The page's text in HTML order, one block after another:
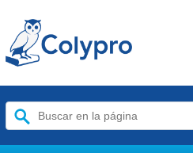
Buscar: